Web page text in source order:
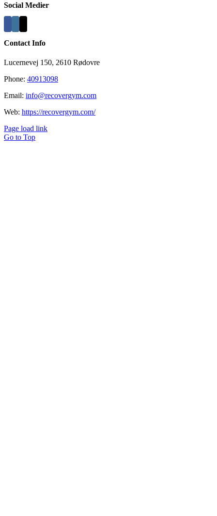
Social Medier
Contact Info
Lucernevej 150, 2610 Rødovre
Phone: 40913098
Email: info@recovergym.com
Web: https://recovergym.com/
Page load link
Go to Top